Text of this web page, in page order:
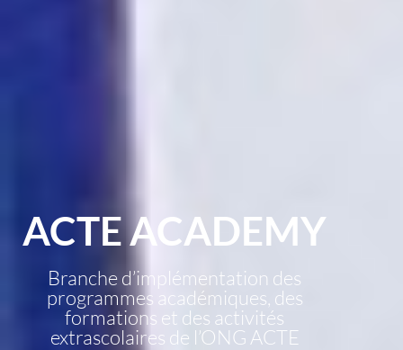
ACTE ACADEMY
Branche d’implémentation des
programmes académiques, des
formations et des activités
extrascolaires de l’ONG ACTE